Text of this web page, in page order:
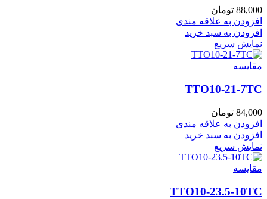
88,000 تومان
افزودن به علاقه مندی
افزودن به سبد خرید
نمایش سریع
مقايسه
TTO10-21-7TC
84,000 تومان
افزودن به علاقه مندی
افزودن به سبد خرید
نمایش سریع
مقايسه
TTO10-23.5-10TC